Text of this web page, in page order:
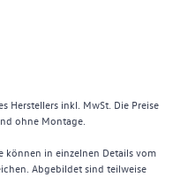
Herstellers inkl. MwSt. Die Preise
ohne Montage.
können in einzelnen Details vom
Abgebildet sind teilweise